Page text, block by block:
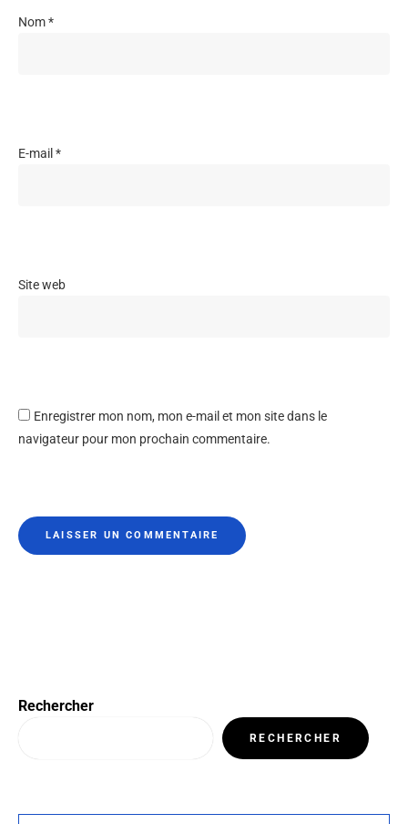
Nom*
E-mail *
Site web
Enregistrer mon nom, mon e-mail et mon site dans le
navigateur pour mon prochain commentaire.
Rechercher
RECHERCHER